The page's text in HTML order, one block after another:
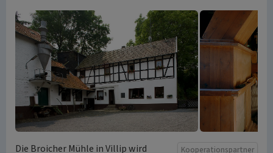
Kooperationspartner
Die Broicher Mühle in Villip wird